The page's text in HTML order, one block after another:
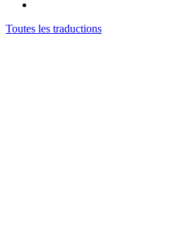
Toutes les traductions